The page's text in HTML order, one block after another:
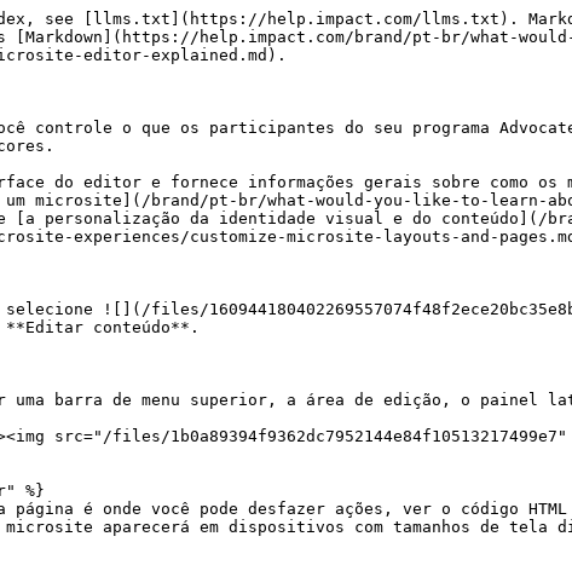
see [llms.txt](https://help.impact.com/llms.txt).
help.impact.com/brand/pt-br/what-
editor-explained.md).
controle o que os participantes do seu programa
do editor e fornece informações gerais sobre como
microsite](/brand/pt-br/what-would-you-like-to-learn-
[a personalização da identidade visual e do conteúdo](/
experiences/customize-microsite-layouts-and-
selecione ![](/files/
conteúdo**.
barra de menu superior, a área de edição, o painel
src="/files/
%}
página é onde você pode desfazer ações, ver o código
aparecerá em dispositivos com tamanhos de tela